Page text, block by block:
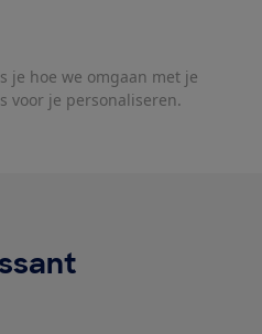
je hoe we omgaan met je
voor je personaliseren.